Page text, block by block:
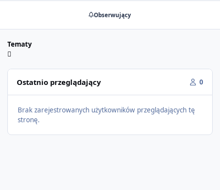
Obserwujący
Tematy
Ostatnio przeglądający 0
Brak zarejestrowanych użytkowników przeglądających tę
stronę.